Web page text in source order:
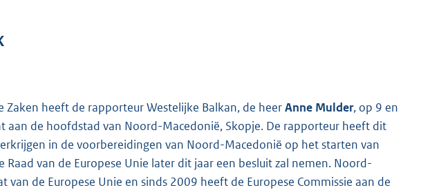
Zaken heeft de rapporteur Westelijke Balkan, de heerAnne Mulder, op 9 en
aan de hoofdstad van Noord-Macedonië, Skopje. De rapporteur heeft dit
in de voorbereidingen van Noord-Macedonië op het starten van
van de Europese Unie later dit jaar een besluit zal nemen. Noord-
de Europese Unie en sinds 2009 heeft de Europese Commissie aan de